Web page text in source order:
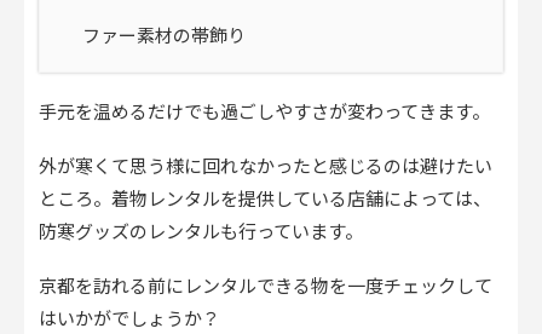
ファー素材の帯飾り
手元を温めるだけでも過ごしやすさが変わってきます。
外が寒くて思う様に回れなかったと感じるのは避けたい
ところ。着物レンタルを提供している店舗によっては、
防寒グッズのレンタルも行っています。
京都を訪れる前にレンタルできる物を一度チェックして
はいかがでしょうか？